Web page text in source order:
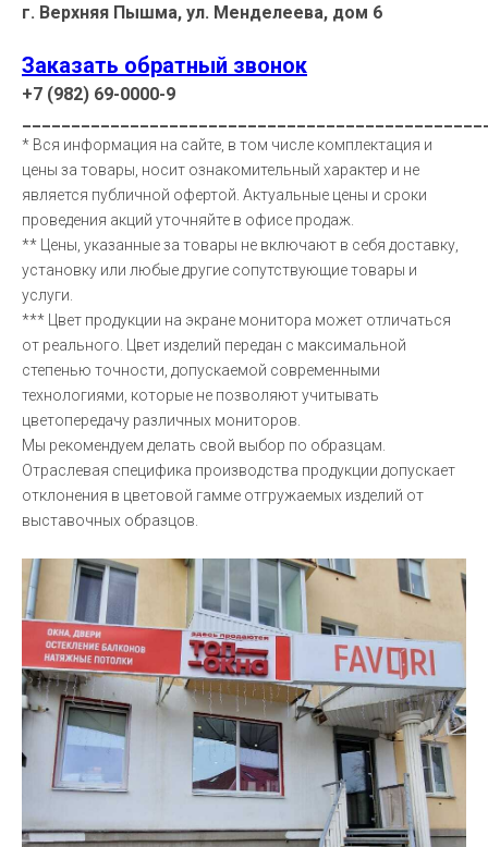
г. Верхняя Пышма, ул. Менделеева, дом 6
Заказать обратный звонок
+7 (982) 69-0000-9
* Вся информация на сайте, в том числе комплектация и
цены за товары, носит ознакомительный характер и не
является публичной офертой. Актуальные цены и сроки
проведения акций уточняйте в офисе продаж.
** Цены, указанные за товары не включают в себя доставку,
установку или любые другие сопутствующие товары и
услуги.
*** Цвет продукции на экране монитора может отличаться
от реального. Цвет изделий передан с максимальной
степенью точности, допускаемой современными
технологиями, которые не позволяют учитывать
цветопередачу различных мониторов.
Мы рекомендуем делать свой выбор по образцам.
Отраслевая специфика производства продукции допускает
отклонения в цветовой гамме отгружаемых изделий от
выставочных образцов.